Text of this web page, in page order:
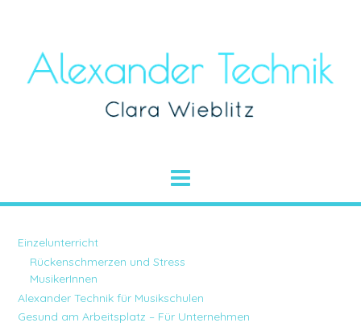
Einzelunterricht
Rückenschmerzen und Stress
MusikerInnen
Alexander Technik für Musikschulen
Gesund am Arbeitsplatz – Für Unternehmen